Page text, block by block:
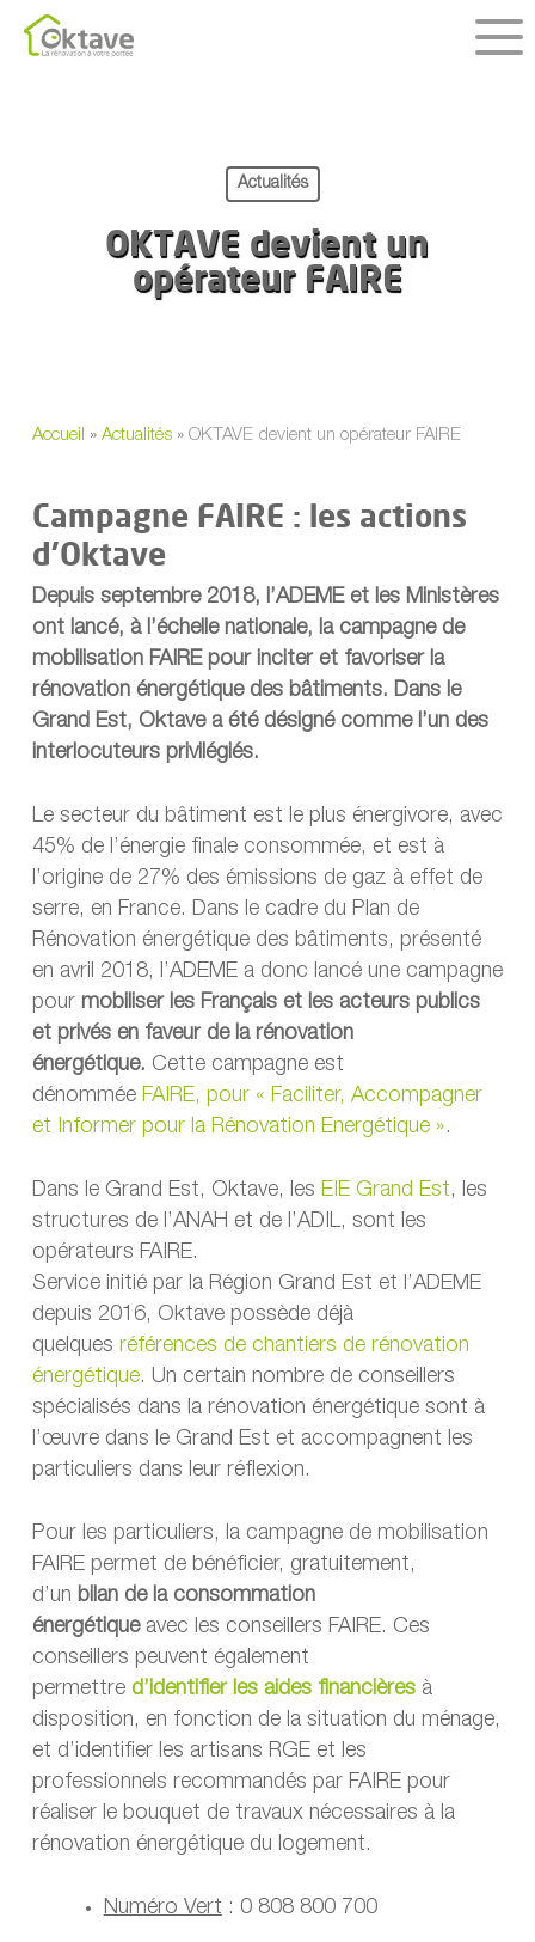
Skip
Actualités
OKTAVE devient un
opérateur FAIRE
Accueil » Actualités» OKTAVE devient un opérateur FAIRE
Campagne FAIRE : les actions
d’Oktave
Depuis septembre 2018, l’ADEME et les Ministères
ont lancé, à l’échelle nationale, la campagne de
mobilisation FAIRE pour inciter et favoriser la
rénovation énergétique des bâtiments. Dans le
Grand Est, Oktave a été désigné comme l’un des
interlocuteurs privilégiés.
Le secteur du bâtiment est le plus énergivore, avec
45% de l’énergie finale consommée, et est à
l’origine de 27% des émissions de gaz à effet de
serre, en France. Dans le cadre du Plan de
Rénovation énergétique des bâtiments, présenté
en avril 2018, l’ADEME a donc lancé une campagne
pour mobiliser les Français et les acteurs publics
et privés en faveur de la rénovation
énergétique. Cette campagne est
dénommée FAIRE, pour « Faciliter, Accompagner
et Informer pour la Rénovation Energétique ».
Dans le Grand Est, Oktave, les EIE Grand Est, les
structures de l’ANAH et de l’ADIL, sont les
opérateurs FAIRE.
Service initié par la Région Grand Est et l’ADEME
depuis 2016, Oktave possède déjà
quelques références de chantiers de rénovation
énergétique. Un certain nombre de conseillers
spécialisés dans la rénovation énergétique sont à
l’œuvre dans le Grand Est et accompagnent les
particuliers dans leur réflexion.
Pour les particuliers, la campagne de mobilisation
FAIRE permet de bénéficier, gratuitement,
d’un bilan de la consommation
énergétique avec les conseillers FAIRE. Ces
conseillers peuvent également
permettre d’identifier les aides financières à
disposition, en fonction de la situation du ménage,
et d’identifier les artisans RGE et les
professionnels recommandés par FAIRE pour
réaliser le bouquet de travaux nécessaires à la
rénovation énergétique du logement.
Numéro Vert : 0 808 800 700